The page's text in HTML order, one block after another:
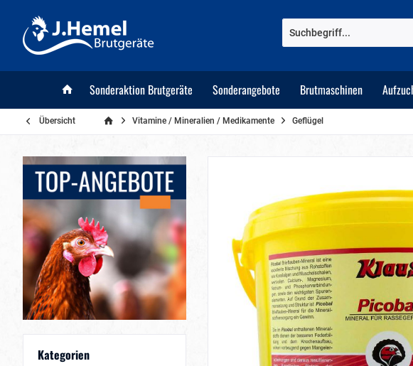
Sonderaktion Brutgeräte Sonderangebote Brutmaschinen
Übersicht Vitamine / Mineralien / Medikamente Geflügel
Kategorien